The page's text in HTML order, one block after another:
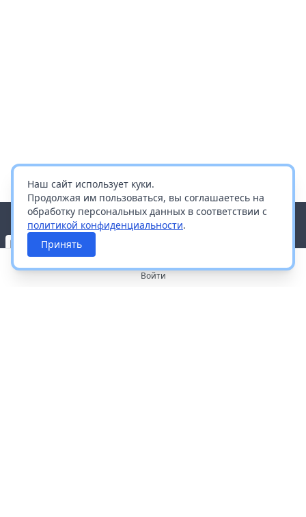
Наш сайт использует куки.
Продолжая им пользоваться, вы соглашаетесь на
обработку персональных данных в соответствии с
политикой конфиденциальности.
Принять
Войти